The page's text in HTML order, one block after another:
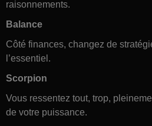
raisonnements.
Balance
Côté finances, changez de
l’essentiel.
Scorpion
Vous ressentez tout, trop,
de votre puissance.